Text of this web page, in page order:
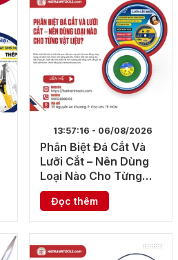
13:57:16 - 06/08/2026
Phân Biệt Đá Cắt Và
Lưỡi Cắt – Nên Dùng
Loại Nào Cho Từng
Vật Liệu?
Đọc thêm